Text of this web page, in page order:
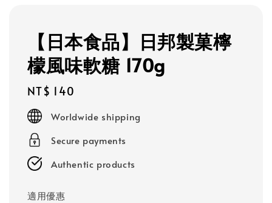
【日本食品】日邦製菓檸
檬風味軟糖 170g
Regular
price
NT$ 140
Worldwide shipping
Secure payments
Authentic products
適用優惠